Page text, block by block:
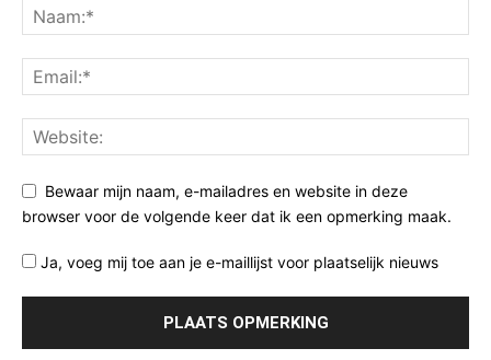
Bewaar mijn naam, e-mailadres en website in deze
browser voor de volgende keer dat ik een opmerking maak.
Ja, voeg mij toe aan je e-maillijst voor plaatselijk nieuws